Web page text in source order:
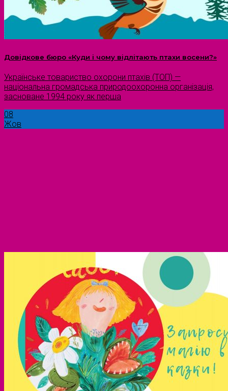
Довідкове бюро «Куди і чому відлітають птахи восени?»
Українське товариство охорони птахів (ТОП) —
національна громадська природоохоронна організація,
засноване 1994 року як перша
08
Жов